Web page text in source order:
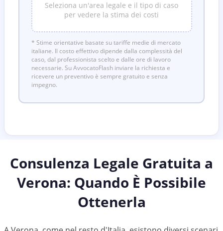
Seleziona un'area legale e il tipo di caso
per vedere la stima dei costi
* Stime orientative basate su tariffe medie di mercato
italiane. Il costo effettivo dipende dalla complessità del
caso, dal professionista scelto e dalle ore di lavoro
necessarie. Su AvvocatoFlash inviare la richiesta e
ricevere un preventivo è sempre gratuito e senza
impegno.
Consulenza Legale Gratuita a
Verona: Quando È Possibile
Ottenerla